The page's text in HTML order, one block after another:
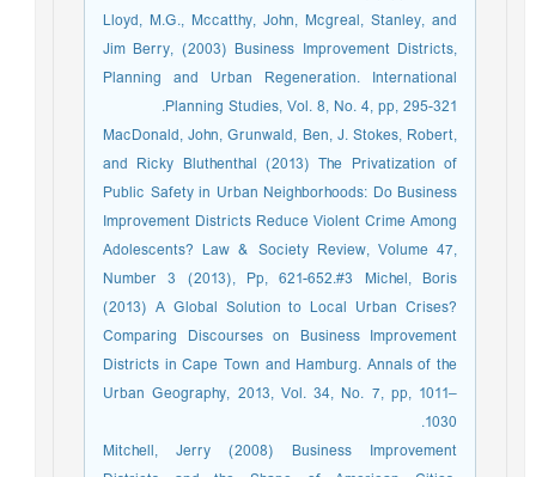
Lloyd, M.G., Mccatthy, John, Mcgreal, Stanley, and
Jim Berry, (2003) Business Improvement Districts,
Planning and Urban Regeneration. International
Planning Studies, Vol. 8, No. 4, pp, 295-321.
MacDonald, John, Grunwald, Ben, J. Stokes, Robert,
and Ricky Bluthenthal (2013) The Privatization of
Public Safety in Urban Neighborhoods: Do Business
Improvement Districts Reduce Violent Crime Among
Adolescents? Law & Society Review, Volume 47,
Number 3 (2013), Pp, 621-652.#3 Michel, Boris
(2013) A Global Solution to Local Urban Crises?
Comparing Discourses on Business Improvement
Districts in Cape Town and Hamburg. Annals of the
Urban Geography, 2013, Vol. 34, No. 7, pp, 1011–
1030.
Mitchell, Jerry (2008) Business Improvement